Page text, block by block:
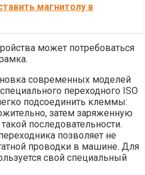
магнитолу в
может потребоваться
современных моделей
переходного ISO
подсоединить клеммы:
затем заряженную
последовательности.
позволяет не
проводки в машине. Для
свой специальный